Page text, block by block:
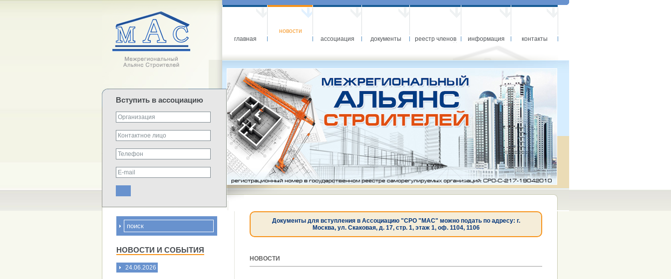
главная
новости
ассоциация
документы реестр членов информация контакты
Вступить в ассоциацию
НОВОСТИ И СОБЫТИЯ
24.06.2026
Документы для вступления в Ассоциацию "СРО "МАС" можно подать по адресу: г.
Москва, ул. Скаковая, д. 17, стр. 1, этаж 1, оф. 1104, 1106
НОВОСТИ